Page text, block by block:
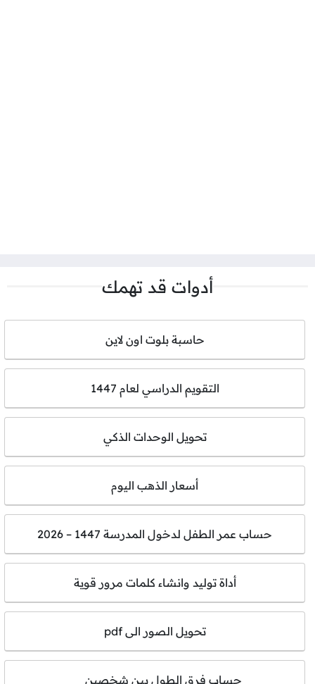
أدوات قد تهمك
حاسبة بلوت اون لاين
التقويم الدراسي لعام 1447
تحويل الوحدات الذكي
أسعار الذهب اليوم
حساب عمر الطفل لدخول المدرسة 1447 – 2026
أداة توليد وانشاء كلمات مرور قوية
تحويل الصور الى pdf
حساب فرق الطول بين شخصين